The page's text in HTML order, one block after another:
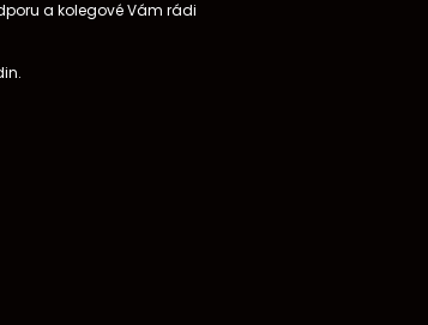
a kolegové Vám rádi